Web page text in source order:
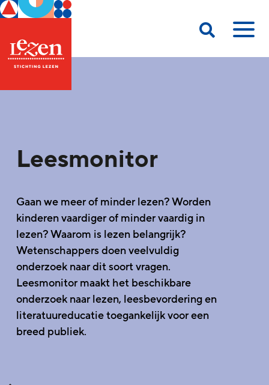
Leesmonitor
Gaan we meer of minder lezen? Worden
kinderen vaardiger of minder vaardig in
lezen? Waarom is lezen belangrijk?
Wetenschappers doen veelvuldig
onderzoek naar dit soort vragen.
Leesmonitor maakt het beschikbare
onderzoek naar lezen, leesbevordering en
literatuureducatie toegankelijk voor een
breed publiek.